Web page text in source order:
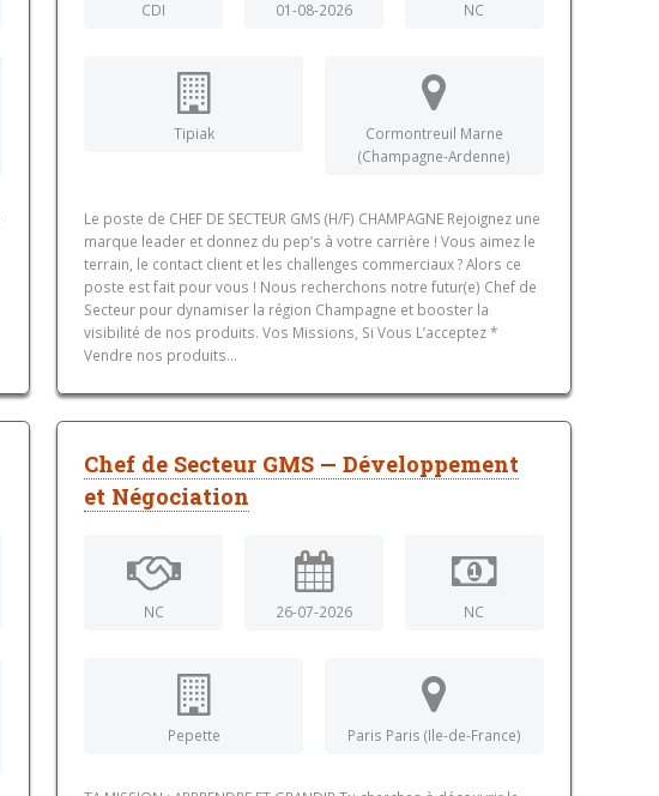
CDI 01-08-2026 NC
Tipiak
Cormontreuil Marne
(Champagne-Ardenne)
Le poste de CHEF DE SECTEUR GMS (H/F) CHAMPAGNE Rejoignez une
marque leader et donnez du pep’s à votre carrière ! Vous aimez le
terrain, le contact client et les challenges commerciaux ? Alors ce
poste est fait pour vous ! Nous recherchons notre futur(e) Chef de
Secteur pour dynamiser la région Champagne et booster la
visibilité de nos produits. Vos Missions, Si Vous L’acceptez *
Vendre nos produits...
Chef de Secteur GMS — Développement
et Négociation
NC 26-07-2026 NC
Pepette Paris Paris (Ile-de-France)